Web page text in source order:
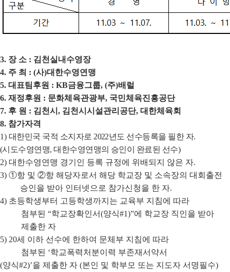
3. 장 소 : 김천실내수영장
4. 주 최 : (사)대한수영연맹
5. 대표팀후원 : KB금융그룹, (주)배럴
6. 재정후원 : 문화체육관광부, 국민체육진흥공단
7. 후 원 : 김천시 , 김천시시설관리공단, 대한체육회
8. 참가자격
1) 대한민국 국적 소지자로 2022년도 선수등록을 필한 자.
(시도수영연맹, 대한수영연맹의 승인이 완료된 선수)
2) 대한수영연맹 경기인 등록 규정에 위배되지 않은 자.
3) ①항 및 ②항 해당자로서 해당 학교장 및 소속장의 대회출전
승인을 받아 인터넷으로 참가신청을 한 자.
4) 초등학생부터 고등학생까지는 교육부 지침에 따라
첨부된“학교장확인서(양식#1)”에 학교장 직인을 받아
제출한 자
5) 20세 이하 선수에 한하여 문체부 지침에 따라
첨부된 ‘학교폭력처분이력 부존재서약서
(양식#2)’을 제출한 자 (본인 및 학부모 또는 지도자 서명필수)